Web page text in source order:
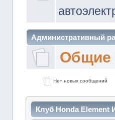
Административный
Общие
Нет новых сообщений
Клуб Honda